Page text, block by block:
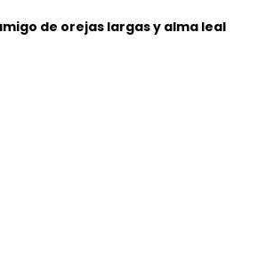
de orejas largas y alma leal